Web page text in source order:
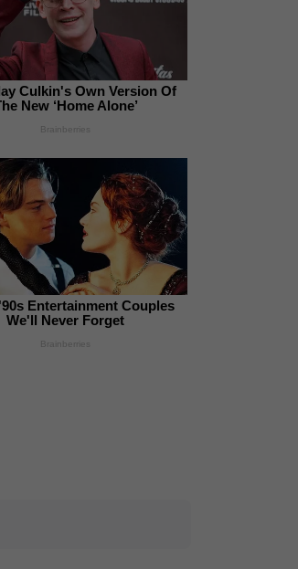
Culkin's Own Version Of
New ‘Home Alone’
Brainberries
Entertainment Couples
We'll Never Forget
Brainberries